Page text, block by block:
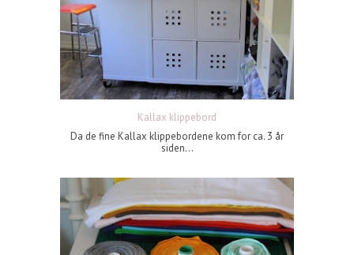
Kallax klippebord
Da de fine Kallax klippebordene kom for ca. 3 år
siden...